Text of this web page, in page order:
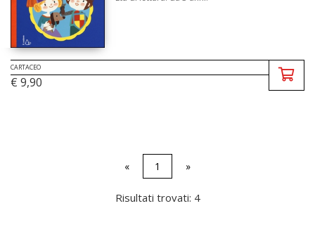
CARTACEO
€ 9,90
« 1 »
Risultati trovati: 4